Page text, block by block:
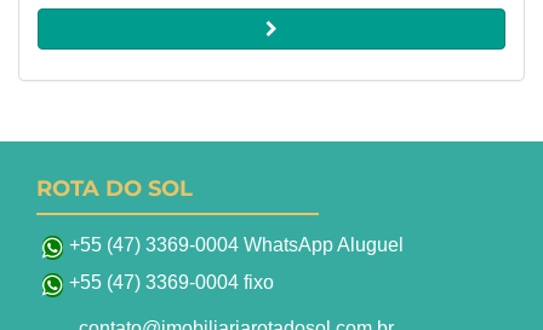
ROTA DO SOL
+55 (47) 3369-0004 WhatsApp Aluguel
+55 (47) 3369-0004 fixo